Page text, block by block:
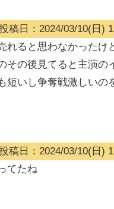
稿日：2024/03/10(日)
れると思わなかったけ
その後見てると主演の
短いし争奪戦激しいの
稿日：2024/03/10(日)
てたね